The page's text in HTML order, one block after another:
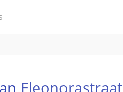
Eleonorastraat